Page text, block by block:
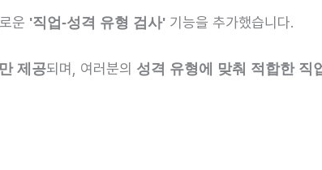
운 '직업-성격 유형 검사' 기능을 추가했습니다.
제공되며, 여러분의 성격 유형에 맞춰 적합한 직